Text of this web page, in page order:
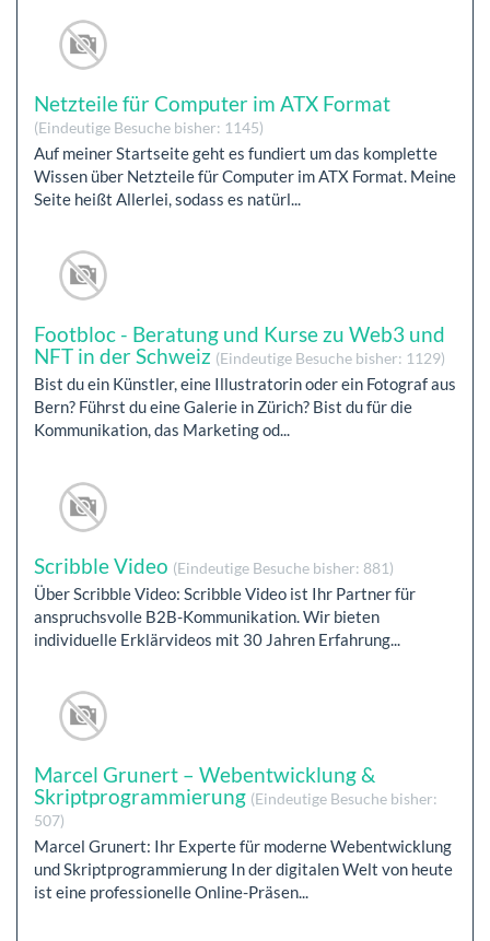
Netzteile für Computer im ATX Format
(Eindeutige Besuche bisher: 1145)
Auf meiner Startseite geht es fundiert um das komplette
Wissen über Netzteile für Computer im ATX Format. Meine
Seite heißt Allerlei, sodass es natürl...
Footbloc - Beratung und Kurse zu Web3 und
NFT in der Schweiz (Eindeutige Besuche bisher: 1129)
Bist du ein Künstler, eine Illustratorin oder ein Fotograf aus
Bern? Führst du eine Galerie in Zürich? Bist du für die
Kommunikation, das Marketing od...
Scribble Video (Eindeutige Besuche bisher: 881)
Über Scribble Video: Scribble Video ist Ihr Partner für
anspruchsvolle B2B-Kommunikation. Wir bieten
individuelle Erklärvideos mit 30 Jahren Erfahrung...
Marcel Grunert – Webentwicklung &
Skriptprogrammierung (Eindeutige Besuche bisher:
507)
Marcel Grunert: Ihr Experte für moderne Webentwicklung
und Skriptprogrammierung In der digitalen Welt von heute
ist eine professionelle Online-Präsen...